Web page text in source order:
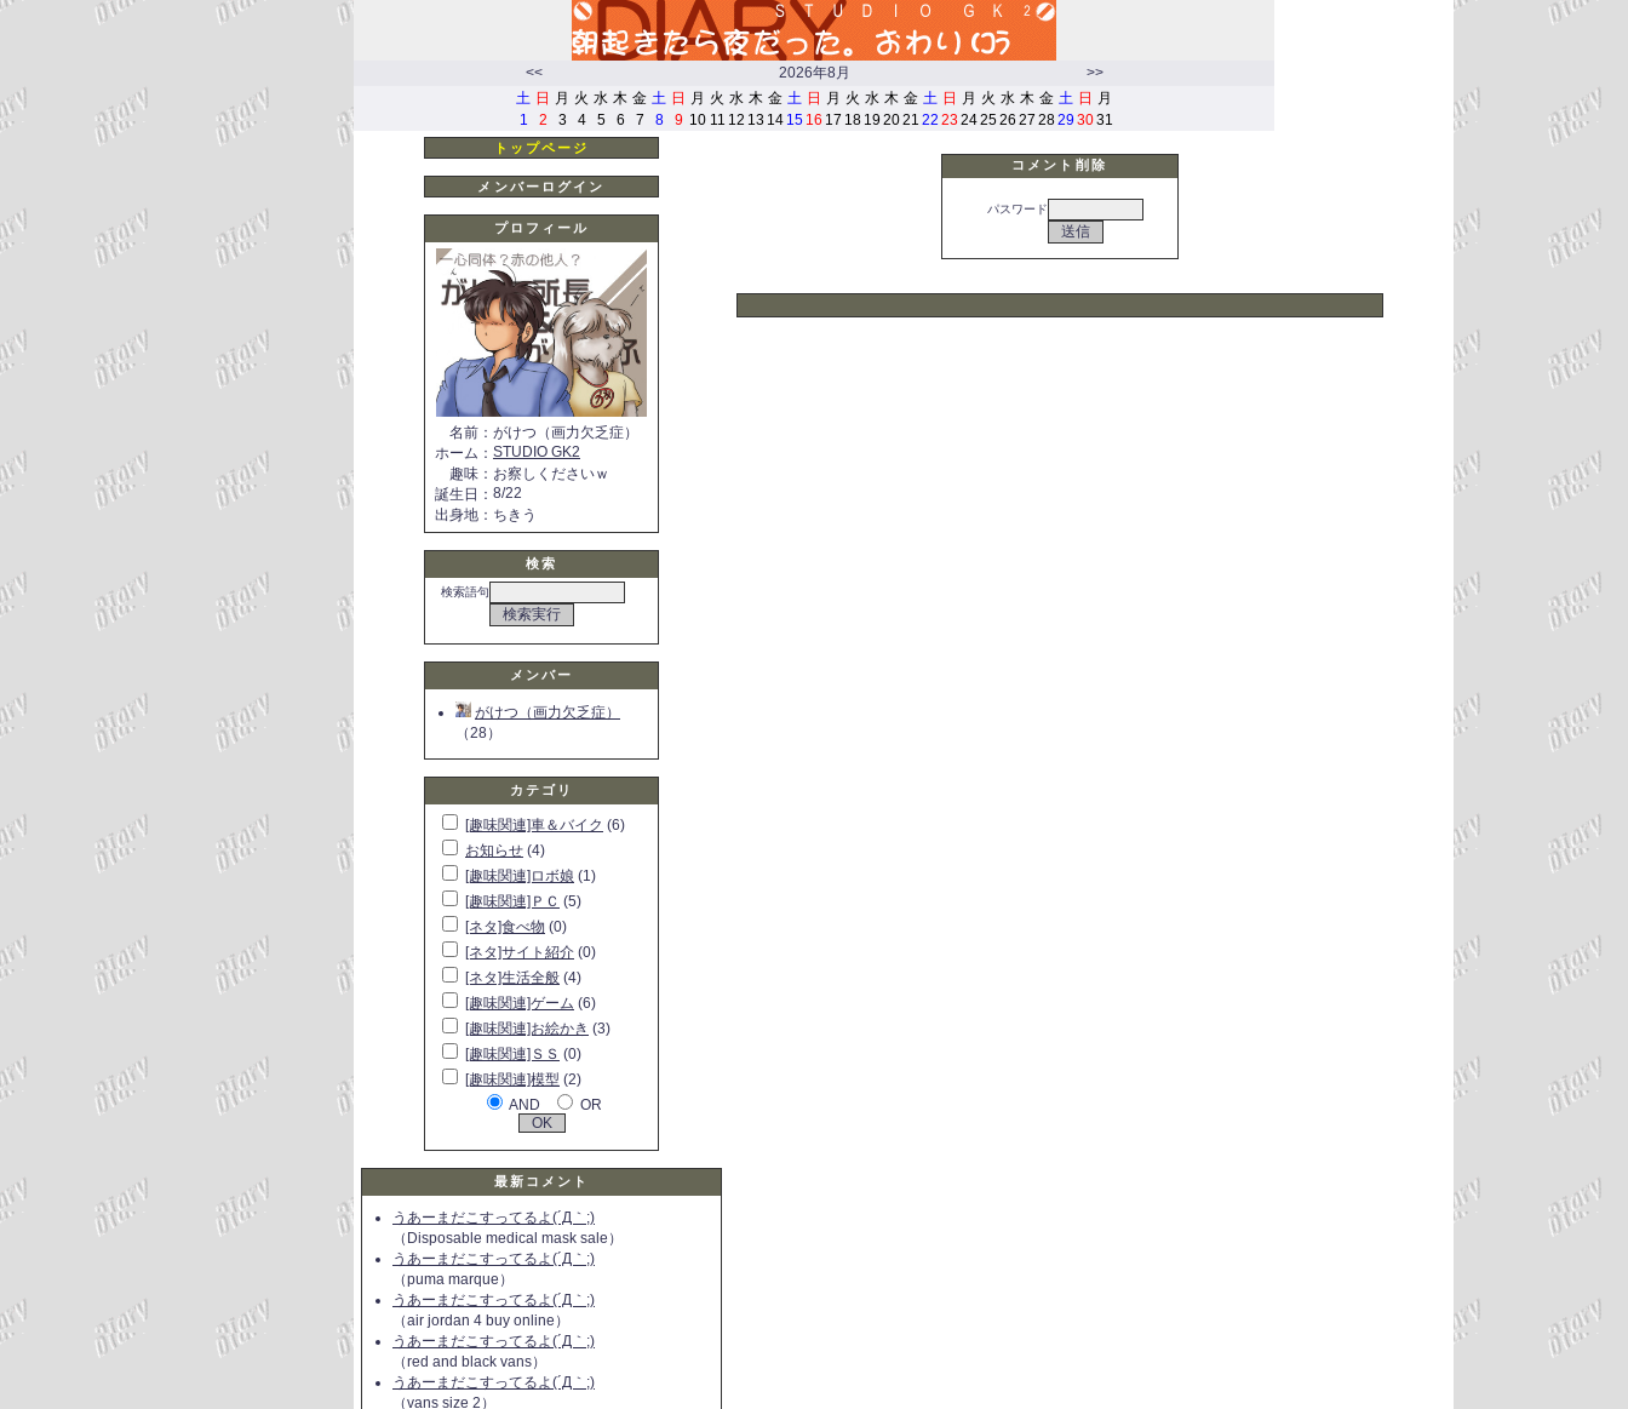
<< 2026年8月
>>
土 日 月 火 水 木 金 土 日 月 火 水 木 金 土 日 月 火 水 木 金 土 日 月 火 水 木 金 土 日
月
1
2 3 4 5 6 7 8 9 10 11 12 13 14 15 16 17 18 19 2021 22 23 242526 27 2829 3031
トップページ
メンバーログイン
プロフィール
名前 ： がけつ（画力欠乏症）
ホーム ： STUDIO GK2
趣味 ： お察しくださいｗ
誕生日 ： 8/22
出身地 ： ちきう
検索
検索語句
メンバー
がけつ（画力欠乏症）
（28）
カテゴリ
[趣味関連]車＆バイク (6)
お知らせ (4)
[趣味関連]ロボ娘 (1)
[趣味関連]ＰＣ (5)
[ネタ]食べ物 (0)
[ネタ]サイト紹介 (0)
[ネタ]生活全般 (4)
[趣味関連]ゲーム (6)
[趣味関連]お絵かき (3)
[趣味関連]ＳＳ (0)
[趣味関連]模型 (2)
AND
OR
最新コメント
うあーまだこすってるよ(´Д｀;)
（Disposable medical mask sale）
うあーまだこすってるよ(´Д｀;)
（puma marque）
うあーまだこすってるよ(´Д｀;)
（air jordan 4 buy online）
うあーまだこすってるよ(´Д｀;)
（red and black vans）
うあーまだこすってるよ(´Д｀;)
（vans size 2）
コメント削除
パスワード